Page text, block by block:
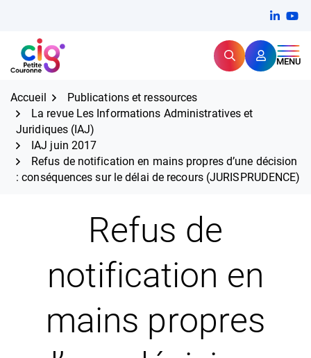
contenu
CIG Petite Couronne RechercherMENU
Expertise et proximité pour
Accueil
Publications et ressources
La revue Les Informations Administratives et
Juridiques (IAJ)
IAJ juin 2017
Refus de notification en mains propres d’une décision
: conséquences sur le délai de recours (JURISPRUDENCE)
Refus de
notification en
mains propres